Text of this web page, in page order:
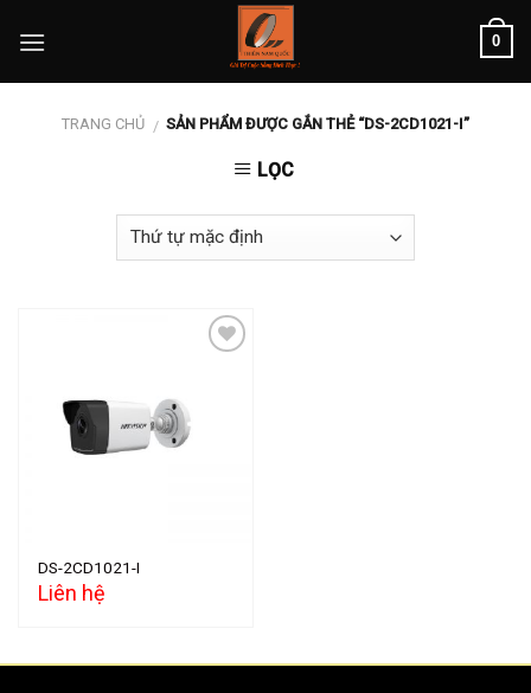
0
TRANG CHỦ / SẢN PHẨM ĐƯỢC GẮN THẺ “DS-2CD1021-I”
LỌC
DS-2CD1021-I
Liên hệ